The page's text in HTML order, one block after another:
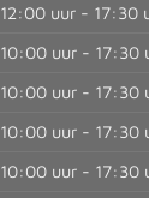
12:00 uur - 17:30
10:00 uur - 17:30
10:00 uur - 17:30
10:00 uur - 17:30
10:00 uur - 17:30